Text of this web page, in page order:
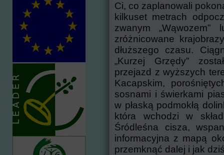
Ci, co zaplanowali
kilkuset metrach
zwanym „Wąwozem”
zróżnicowane
dłuższego czasu.
„Kurzej Grzędy”
przejazd z wyższych
Kacapskim,
sosnami i świerkami
w płaską podmokłą
która wchodzi w
Śródleśna cisza,
informacyjna z mapą
przemknąć dalej i jak